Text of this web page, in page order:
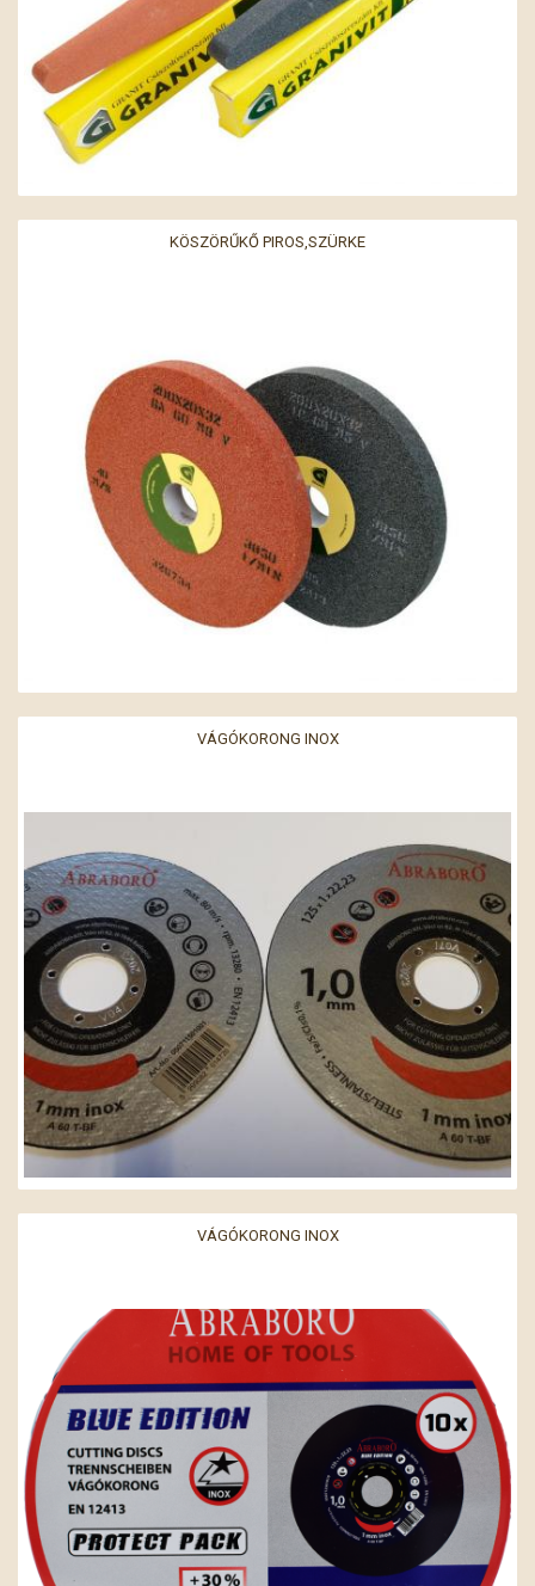
KÖSZÖRŰKŐ PIROS,SZÜRKE
VÁGÓKORONG INOX
VÁGÓKORONG INOX